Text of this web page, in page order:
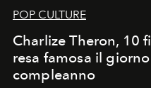
POP CULTURE
Charlize Theron, 10
resa famosa il
compleanno